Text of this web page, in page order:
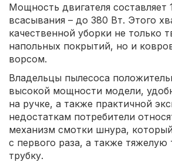
Мощность двигателя составляет
всасывания – до 380 Вт. Этого
качественной уборки не только
напольных покрытий, но и
ворсом.
Владельцы пылесоса
высокой мощности модели,
на ручке, а также практичной
недостаткам потребители
механизм смотки шнура,
с первого раза, а также тяжелую
трубку.